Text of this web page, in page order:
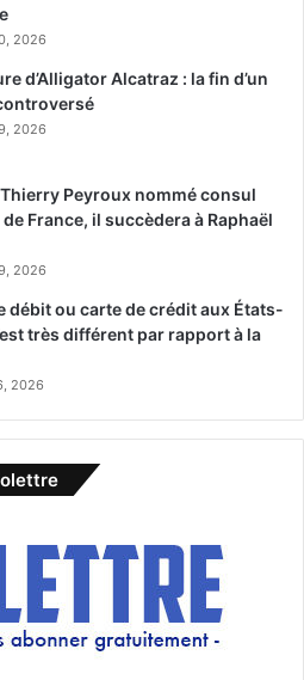
2026
d’Alligator Alcatraz : la fin d’un
2026
Peyroux nommé consul
France, il succèdera à Raphaël
2026
débit ou carte de crédit aux États-
très différent par rapport à la
2026